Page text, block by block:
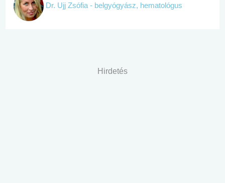
Dr. Ujj Zsófia - belgyógyász, hematológus
Hirdetés